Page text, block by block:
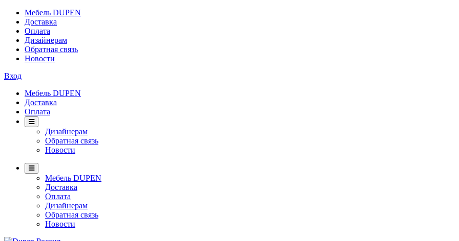
Мебель DUPEN
Доставка
Оплата
Дизайнерам
Обратная связь
Новости
Вход
Мебель DUPEN
Доставка
Оплата
Дизайнерам
Обратная связь
Новости
Мебель DUPEN
Доставка
Оплата
Дизайнерам
Обратная связь
Новости